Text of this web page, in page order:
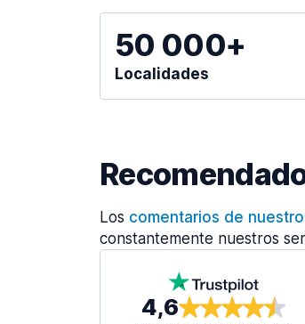
50 000+
Localidades
Los comentarios de
constantemente nuestros
4,6